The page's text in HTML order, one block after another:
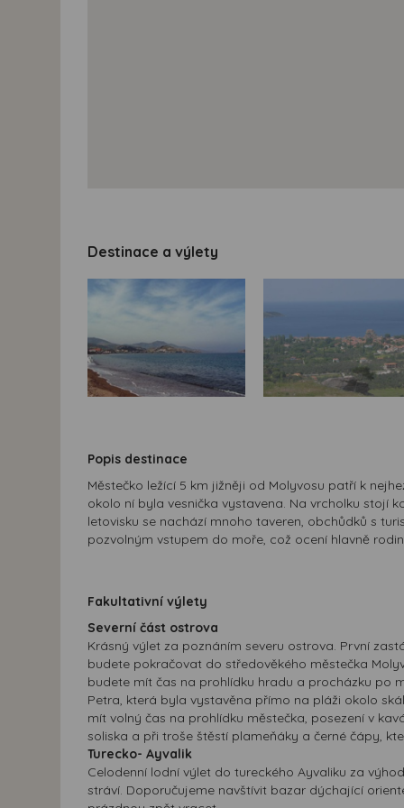
Destinace a výlety
Popis destinace
Městečko ležící 5 km jižněji od Molyvosu patří k
okolo ní byla vesnička vystavena. Na vrcholku stojí
letovisku se nachází mnoho taveren, obchůdků s
pozvolným vstupem do moře, což ocení hlavně
Fakultativní výlety
Severní část ostrova
Krásný výlet za poznáním severu ostrova. První
budete pokračovat do středověkého městečka
budete mít čas na prohlídku hradu a procházku po
Petra, která byla vystavěna přímo na pláži okolo
mít volný čas na prohlídku městečka, posezení v
soliska a při troše štěstí plameňáky a černé čápy,
Turecko- Ayvalik
Celodenní lodní výlet do tureckého Ayvaliku za
stráví. Doporučujeme navštívit bazar dýchající